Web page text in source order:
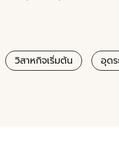
วิสาหกิจเริ่มต้น อุด